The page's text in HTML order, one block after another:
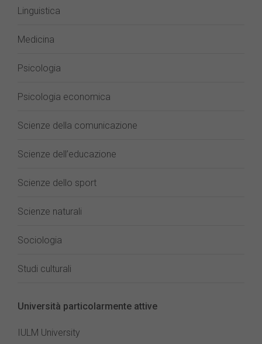
Linguistica
Medicina
Psicologia
Psicologia economica
Scienze della comunicazione
Scienze dell’educazione
Scienze dello sport
Scienze naturali
Sociologia
Studi culturali
Università particolarmente attive
IULM University